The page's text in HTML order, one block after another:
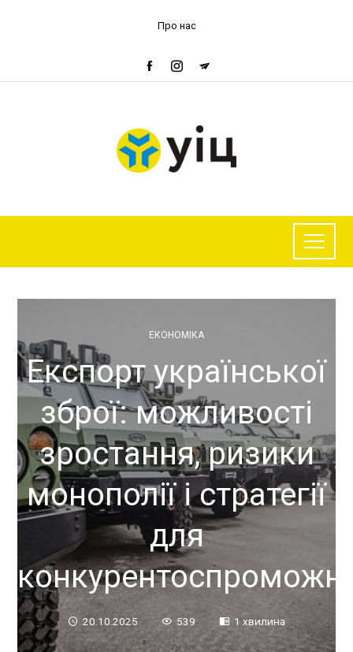
Про нас
ЕКОНОМІКА
Експорт української
зброї: можливості
зростання, ризики
монополії і стратегії
для
20.10.2025 539 1 хвилина